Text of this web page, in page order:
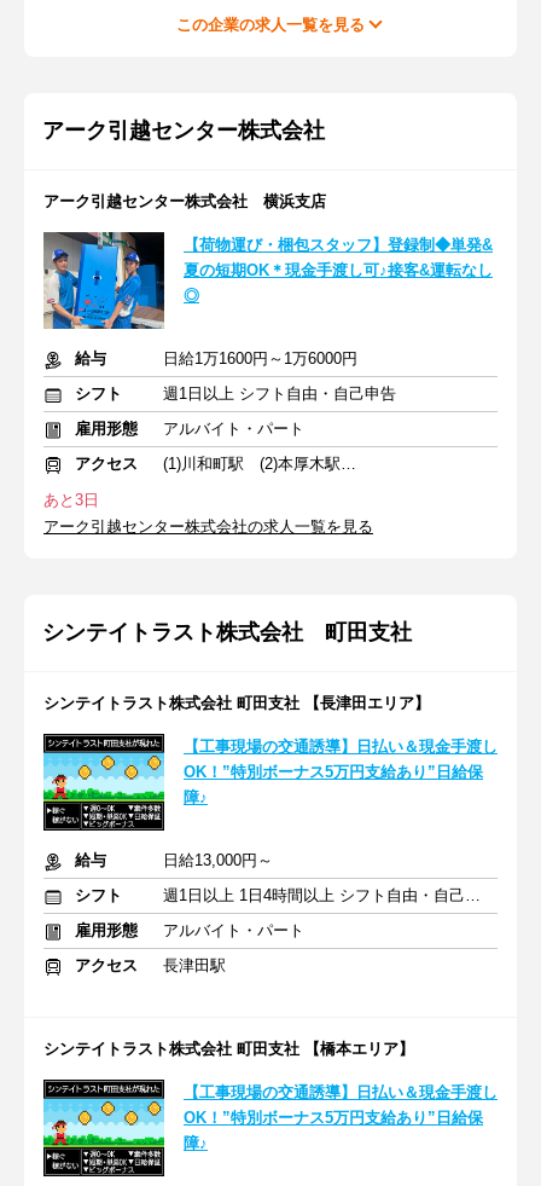
この企業の求人一覧を見る
アーク引越センター株式会社
アーク引越センター株式会社 横浜支店
【荷物運び・梱包スタッフ】登録制◆単発&
夏の短期OK＊現金手渡し可♪接客&運転なし
◎
給与
日給1万1600円～1万6000円
シフト
週1日以上 シフト自由・自己申告
雇用形態
アルバイト・パート
アクセス
(1)川和町駅 (2)本厚木駅 (3)淵野辺駅
あと3日
アーク引越センター株式会社の求人一覧を見る
シンテイトラスト株式会社 町田支社
シンテイトラスト株式会社 町田支社 【長津田エリア】
【工事現場の交通誘導】日払い＆現金手渡し
OK！”特別ボーナス5万円支給あり”日給保
障♪
給与
日給13,000円～
シフト
週1日以上 1日4時間以上 シフト自由・自己申告
雇用形態
アルバイト・パート
アクセス
長津田駅
シンテイトラスト株式会社 町田支社 【橋本エリア】
【工事現場の交通誘導】日払い＆現金手渡し
OK！”特別ボーナス5万円支給あり”日給保
障♪